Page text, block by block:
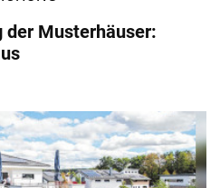
der Musterhäuser: